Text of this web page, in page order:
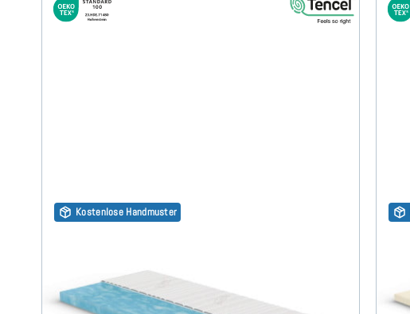
Kostenlose Handmuster
70x160 cm